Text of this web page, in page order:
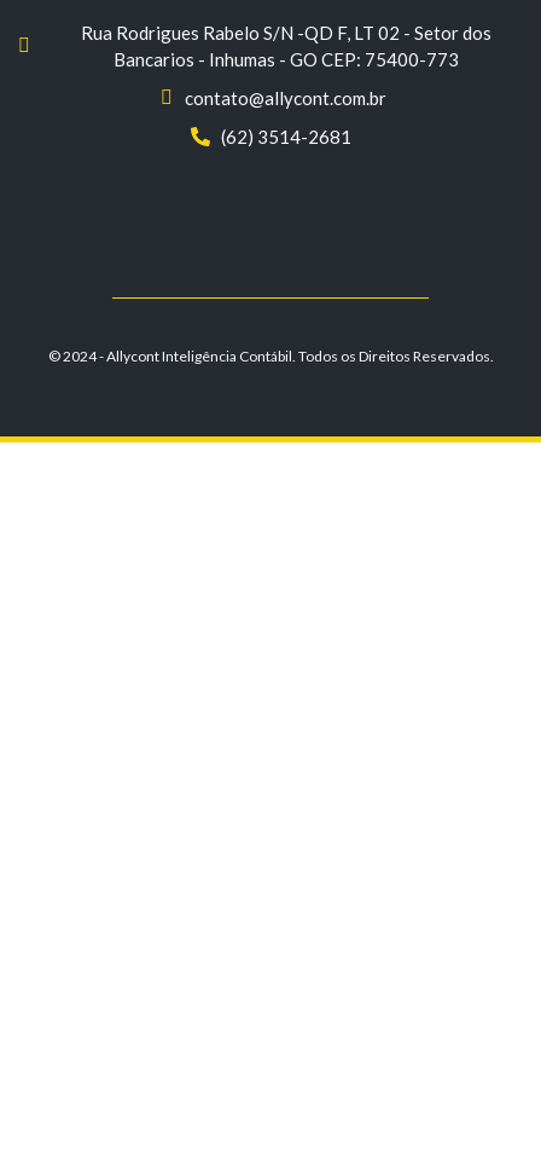
Rua Rodrigues Rabelo S/N -QD F, LT 02 - Setor dos
Bancarios - Inhumas - GO CEP: 75400-773
contato@allycont.com.br
(62) 3514-2681
© 2024 - Allycont Inteligência Contábil. Todos os Direitos Reservados.